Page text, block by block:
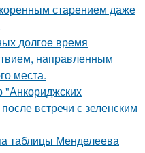
старением даже
долгое время
направленным
места.
"Анкориджских
встречи с зеленским
таблицы Менделеева